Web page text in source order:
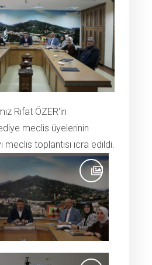
Rıfat ÖZER'in
meclis üyelerinin
meclis toplantısı icra edildi.